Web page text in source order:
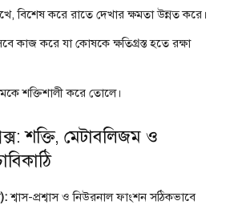
বিশেষ করে রাতে দেখার ক্ষমতা উন্নত করে।
কাজ করে যা কোষকে ক্ষতিগ্রস্ত হতে রক্ষা
শক্তিশালী করে তোলে।
শক্তি, মেটাবলিজম ও
শ্বাস-প্রশ্বাস ও নিউরনাল ফাংশন সঠিকভাবে